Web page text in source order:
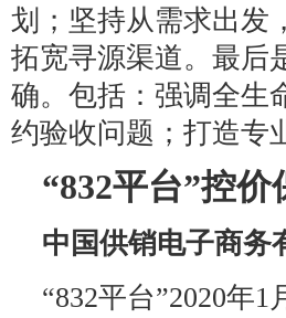
划；坚持从需求出发
拓宽寻源渠道。最后
确。包括：强调全生
约验收问题；打造专
“832平台”控
中国供销电子商务
“832平台”2020年